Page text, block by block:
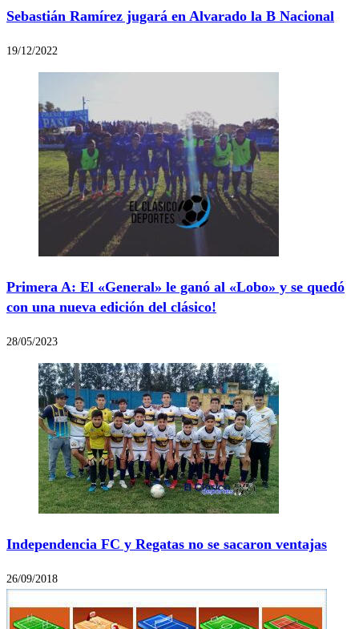
Sebastián Ramírez jugará en Alvarado la B Nacional
19/12/2022
Primera A: El «General» le ganó al «Lobo» y se quedó
con una nueva edición del clásico!
28/05/2023
Independencia FC y Regatas no se sacaron ventajas
26/09/2018